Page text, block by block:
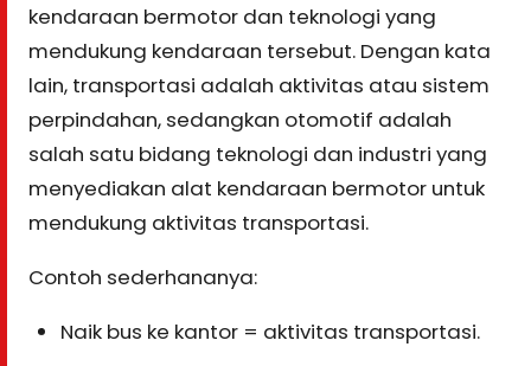
kendaraan bermotor dan teknologi yang
mendukung kendaraan tersebut. Dengan kata
lain, transportasi adalah aktivitas atau sistem
perpindahan, sedangkan otomotif adalah
salah satu bidang teknologi dan industri yang
menyediakan alat kendaraan bermotor untuk
mendukung aktivitas transportasi.
Contoh sederhananya:
Naik bus ke kantor = aktivitas transportasi.